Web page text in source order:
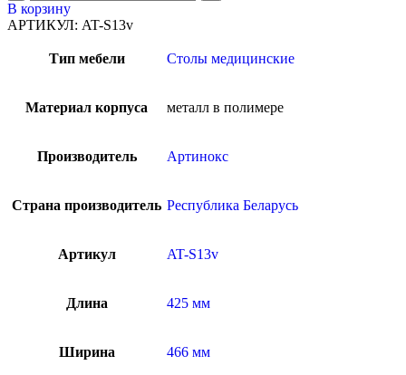
В корзину
АРТИКУЛ: AT-S13v
Тип мебели Столы медицинские
Материал корпуса металл в полимере
Производитель Артинокс
Страна производитель Республика Беларусь
Артикул AT-S13v
Длина 425 мм
Ширина 466 мм